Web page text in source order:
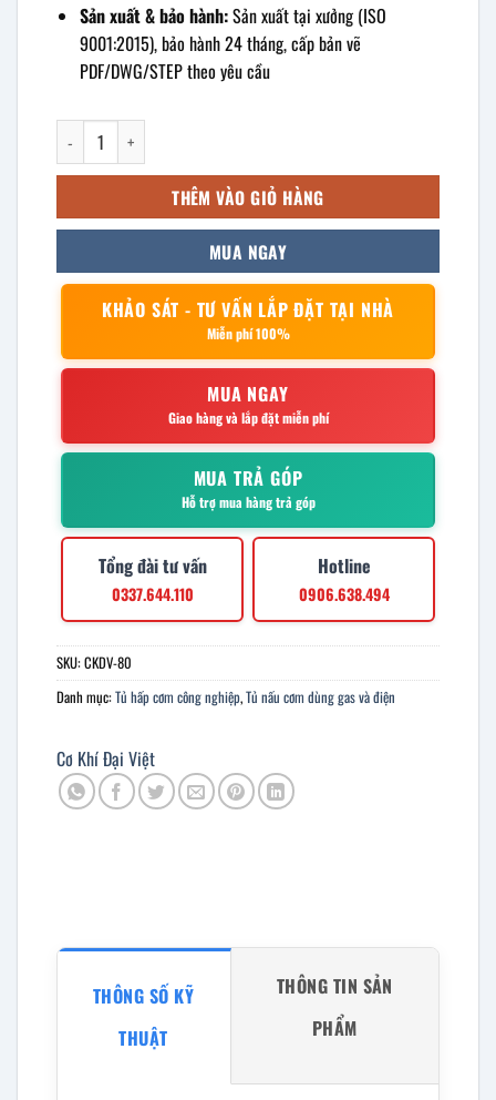
Sản xuất & bảo hành:Sản xuất tại xưởng (ISO
9001:2015), bảo hành 24 tháng, cấp bản vẽ
PDF/DWG/STEP theo yêu cầu
Tủ cơm công nghiệp 60kg dùng gas và điện số lượng
THÊM VÀO GIỎ HÀNG
MUA NGAY
KHẢO SÁT - TƯ VẤN LẮP ĐẶT TẠI NHÀ
Miễn phí 100%
MUA NGAY
Giao hàng và lắp đặt miễn phí
MUA TRẢ GÓP
Hỗ trợ mua hàng trả góp
Tổng đài tư vấn
0337.644.110
Hotline
0906.638.494
SKU:CKDV-80
Danh mục:Tủ hấp cơm công nghiệp,Tủ nấu cơm dùng gas và điện
Cơ Khí Đại Việt
THÔNG SỐ KỸ
THUẬT
THÔNG TIN SẢN
PHẨM